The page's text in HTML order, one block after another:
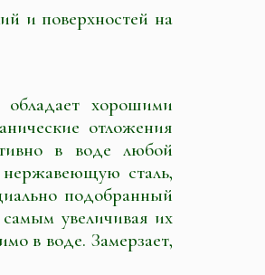
и поверхностей на
обладает хорошими
отложения
в воде любой
нержавеющую сталь,
подобранный
увеличивая их
в воде. Замерзает,